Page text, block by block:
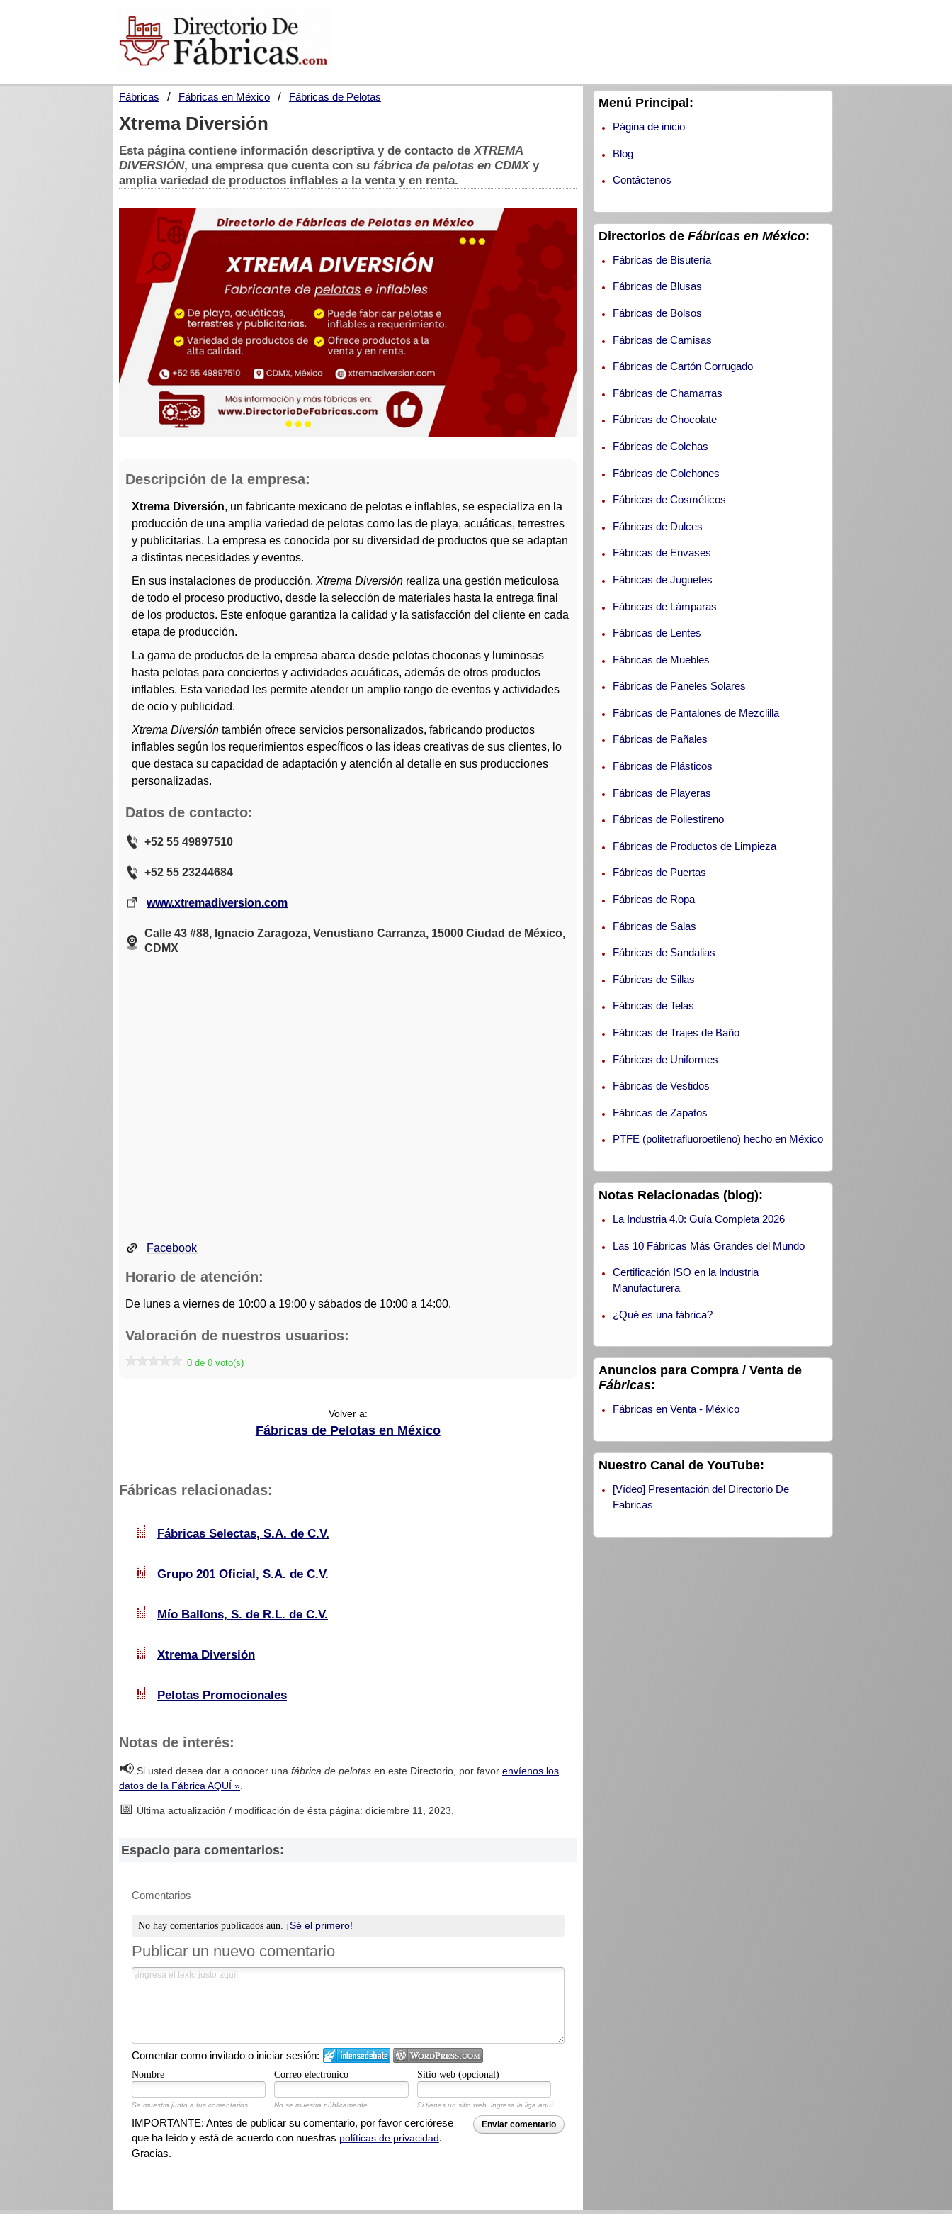
Fábricas Fábricas en México Fábricas de Pelotas
Xtrema Diversión
Esta página contiene información descriptiva y de contacto deXTREMA
DIVERSIÓN, una empresa que cuenta con su fábrica de pelotas en CDMXy
amplia variedad de productos inflables a la venta y en renta.
Descripción de la empresa:
Xtrema Diversión, un fabricante mexicano de pelotas e inflables, se especializa en la
producción de una amplia variedad de pelotas como las de playa, acuáticas, terrestres
y publicitarias. La empresa es conocida por su diversidad de productos que se adaptan
a distintas necesidades y eventos.
En sus instalaciones de producción, Xtrema Diversión realiza una gestión meticulosa
de todo el proceso productivo, desde la selección de materiales hasta la entrega final
de los productos. Este enfoque garantiza la calidad y la satisfacción del cliente en cada
etapa de producción.
La gama de productos de la empresa abarca desde pelotas choconas y luminosas
hasta pelotas para conciertos y actividades acuáticas, además de otros productos
inflables. Esta variedad les permite atender un amplio rango de eventos y actividades
de ocio y publicidad.
Xtrema Diversión también ofrece servicios personalizados, fabricando productos
inflables según los requerimientos específicos o las ideas creativas de sus clientes, lo
que destaca su capacidad de adaptación y atención al detalle en sus producciones
personalizadas.
Datos de contacto:
+52 55 49897510
+52 55 23244684
www.xtremadiversion.com
Calle 43 #88, Ignacio Zaragoza, Venustiano Carranza, 15000 Ciudad de México,
CDMX
Facebook
Horario de atención:
De lunes a viernes de 10:00 a 19:00 y sábados de 10:00 a 14:00.
Valoración de nuestros usuarios:
0 de 0 voto(s)
Volver a:
Fábricas de Pelotas en México
Fábricas relacionadas:
Fábricas Selectas, S.A. de C.V.
Grupo 201 Oficial, S.A. de C.V.
Mío Ballons, S. de R.L. de C.V.
Xtrema Diversión
Pelotas Promocionales
Notas de interés:
📢 Si usted desea dar a conocer una fábrica de pelotas en este Directorio, por favor envíenos los
datos de la Fábrica AQUÍ »
📅 Última actualización / modificación de ésta página: diciembre 11, 2023.
Espacio para comentarios:
Comentarios
No hay comentarios publicados aún. ¡Sé el primero!
Publicar un nuevo comentario
Comentar como invitado o iniciar sesión:
Nombre Correo electrónico Sitio web (opcional)
Se muestra junto a tus comentarios. No se muestra públicamente. Si tienes un sitio web, ingresa la liga aquí.
Enviar comentario
IMPORTANTE: Antes de publicar su comentario, por favor cerciórese
que ha leído y está de acuerdo con nuestras políticas de privacidad.
Gracias.
Menú Principal:
Página de inicio
Blog
Contáctenos
Directorios deFábricas en México:
Fábricas de Bisutería
Fábricas de Blusas
Fábricas de Bolsos
Fábricas de Camisas
Fábricas de Cartón Corrugado
Fábricas de Chamarras
Fábricas de Chocolate
Fábricas de Colchas
Fábricas de Colchones
Fábricas de Cosméticos
Fábricas de Dulces
Fábricas de Envases
Fábricas de Juguetes
Fábricas de Lámparas
Fábricas de Lentes
Fábricas de Muebles
Fábricas de Paneles Solares
Fábricas de Pantalones de Mezclilla
Fábricas de Pañales
Fábricas de Plásticos
Fábricas de Playeras
Fábricas de Poliestireno
Fábricas de Productos de Limpieza
Fábricas de Puertas
Fábricas de Ropa
Fábricas de Salas
Fábricas de Sandalias
Fábricas de Sillas
Fábricas de Telas
Fábricas de Trajes de Baño
Fábricas de Uniformes
Fábricas de Vestidos
Fábricas de Zapatos
PTFE (politetrafluoroetileno) hecho en México
Notas Relacionadas (blog):
La Industria 4.0: Guía Completa 2026
Las 10 Fábricas Más Grandes del Mundo
Certificación ISO en la Industria
Manufacturera
¿Qué es una fábrica?
Anuncios para Compra / Venta de
Fábricas:
Fábricas en Venta - México
Nuestro Canal de YouTube:
[Vídeo] Presentación del Directorio De
Fabricas